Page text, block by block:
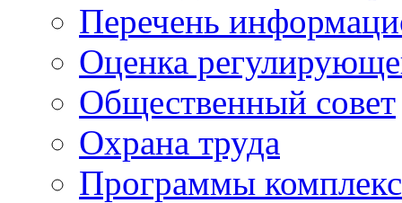
Перечень
Оценка
Общественный совет
Охрана труда
Программы